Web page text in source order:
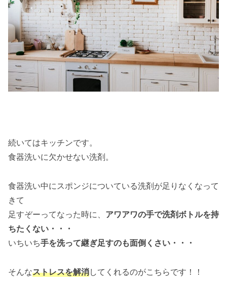
続いてはキッチンです。
食器洗いに欠かせない洗剤。
食器洗い中にスポンジについている洗剤が足りなくなって
きて
足すぞーってなった時に、 アワアワの手で洗剤ボトルを持
ちたくない・・・
いちいち手を洗って継ぎ足すのも面倒くさい・・・
そんなストレスを解消してくれるのがこちらです！！